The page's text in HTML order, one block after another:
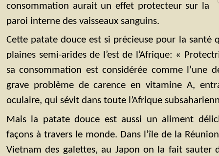
consommation aurait un effet protecteur sur la
paroi interne des vaisseaux sanguins.
Cette patate douce est si précieuse pour la santé
plaines semi-arides de l’est de l’Afrique: «
sa consommation est considérée comme l’une
grave problème de carence en vitamine A,
oculaire, qui sévit dans toute l’Afrique
Mais la patate douce est aussi un aliment
façons à travers le monde. Dans l’île de la
Vietnam des galettes, au Japon on la fait sauter